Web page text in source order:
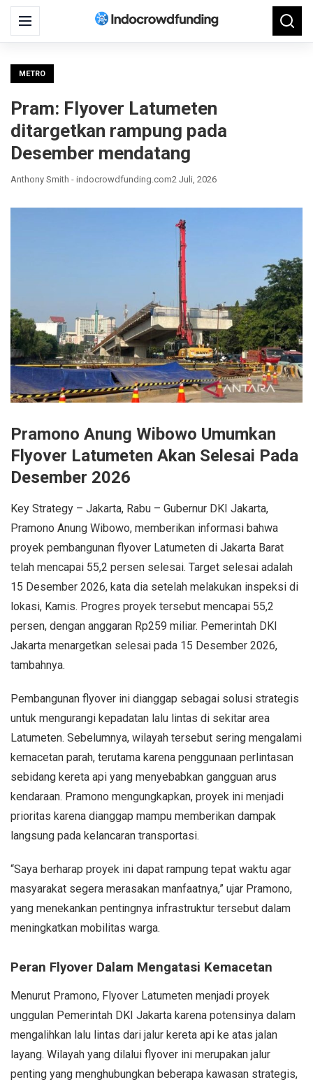
Menu
Search
for:
METRO
Pram: Flyover Latumeten
ditargetkan rampung pada
Desember mendatang
Anthony Smith - indocrowdfunding.com2 Juli, 2026
Pramono Anung Wibowo Umumkan
Flyover Latumeten Akan Selesai Pada
Desember 2026
Key Strategy – Jakarta, Rabu – Gubernur DKI Jakarta,
Pramono Anung Wibowo, memberikan informasi bahwa
proyek pembangunan flyover Latumeten di Jakarta Barat
telah mencapai 55,2 persen selesai. Target selesai adalah
15 Desember 2026, kata dia setelah melakukan inspeksi di
lokasi, Kamis. Progres proyek tersebut mencapai 55,2
persen, dengan anggaran Rp259 miliar. Pemerintah DKI
Jakarta menargetkan selesai pada 15 Desember 2026,
tambahnya.
Pembangunan flyover ini dianggap sebagai solusi strategis
untuk mengurangi kepadatan lalu lintas di sekitar area
Latumeten. Sebelumnya, wilayah tersebut sering mengalami
kemacetan parah, terutama karena penggunaan perlintasan
sebidang kereta api yang menyebabkan gangguan arus
kendaraan. Pramono mengungkapkan, proyek ini menjadi
prioritas karena dianggap mampu memberikan dampak
langsung pada kelancaran transportasi.
“Saya berharap proyek ini dapat rampung tepat waktu agar
masyarakat segera merasakan manfaatnya,” ujar Pramono,
yang menekankan pentingnya infrastruktur tersebut dalam
meningkatkan mobilitas warga.
Peran Flyover Dalam Mengatasi Kemacetan
Menurut Pramono, Flyover Latumeten menjadi proyek
unggulan Pemerintah DKI Jakarta karena potensinya dalam
mengalihkan lalu lintas dari jalur kereta api ke atas jalan
layang. Wilayah yang dilalui flyover ini merupakan jalur
penting yang menghubungkan beberapa kawasan strategis,